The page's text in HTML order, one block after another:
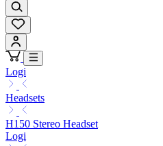
Logi
Headsets
H150 Stereo Headset
Logi